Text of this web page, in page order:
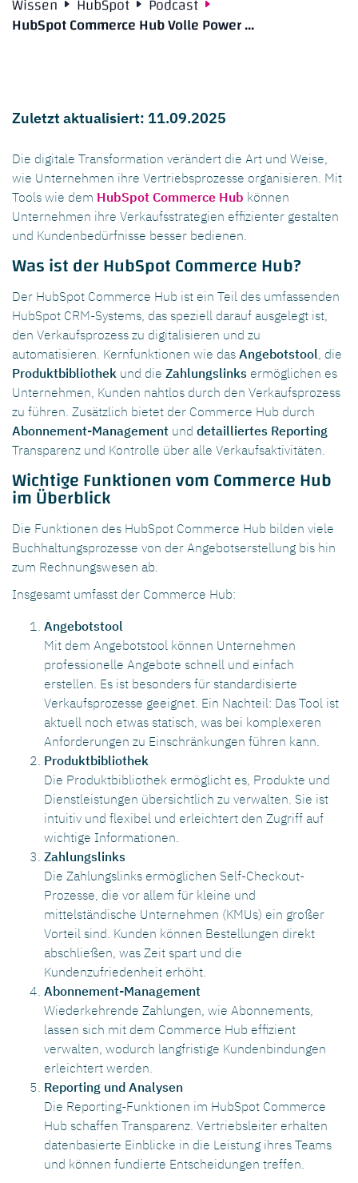
HubSpot Commerce Hub Volle Power ...
Zuletzt aktualisiert: 11.09.2025
Die digitale Transformation verändert die Art und Weise,
wie Unternehmen ihre Vertriebsprozesse organisieren. Mit
Tools wie dem HubSpot Commerce Hub können
Unternehmen ihre Verkaufsstrategien effizienter gestalten
und Kundenbedürfnisse besser bedienen.
Was ist der HubSpot Commerce Hub?
Der HubSpot Commerce Hub ist ein Teil des umfassenden
HubSpot CRM-Systems, das speziell darauf ausgelegt ist,
den Verkaufsprozess zu digitalisieren und zu
automatisieren. Kernfunktionen wie das Angebotstool , die
Produktbibliothek und die Zahlungslinks ermöglichen es
Unternehmen, Kunden nahtlos durch den Verkaufsprozess
zu führen. Zusätzlich bietet der Commerce Hub durch
Abonnement-Management und detailliertes Reporting
Transparenz und Kontrolle über alle Verkaufsaktivitäten.
Wichtige Funktionen vom Commerce Hub
im Überblick
Die Funktionen des HubSpot Commerce Hub bilden viele
Buchhaltungsprozesse von der Angebotserstellung bis hin
zum Rechnungswesen ab.
Insgesamt umfasst der Commerce Hub:
Angebotstool
Mit dem Angebotstool können Unternehmen
professionelle Angebote schnell und einfach
erstellen. Es ist besonders für standardisierte
Verkaufsprozesse geeignet. Ein Nachteil: Das Tool ist
aktuell noch etwas statisch, was bei komplexeren
Anforderungen zu Einschränkungen führen kann.
Produktbibliothek
Die Produktbibliothek ermöglicht es, Produkte und
Dienstleistungen übersichtlich zu verwalten. Sie ist
intuitiv und flexibel und erleichtert den Zugriff auf
wichtige Informationen.
Zahlungslinks
Die Zahlungslinks ermöglichen Self-Checkout-
Prozesse, die vor allem für kleine und
mittelständische Unternehmen (KMUs) ein großer
Vorteil sind. Kunden können Bestellungen direkt
abschließen, was Zeit spart und die
Kundenzufriedenheit erhöht.
Abonnement-Management
Wiederkehrende Zahlungen, wie Abonnements,
lassen sich mit dem Commerce Hub effizient
verwalten, wodurch langfristige Kundenbindungen
erleichtert werden.
Reporting und Analysen
Die Reporting-Funktionen im HubSpot Commerce
Hub schaffen Transparenz. Vertriebsleiter erhalten
datenbasierte Einblicke in die Leistung ihres Teams
und können fundierte Entscheidungen treffen.